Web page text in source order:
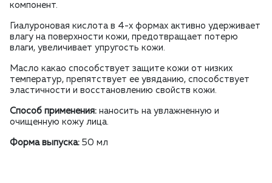
компонент.
Гиалуроновая кислота в 4-х формах активно удерживает
влагу на поверхности кожи, предотвращает потерю
влаги, увеличивает упругость кожи.
Масло какао способствует защите кожи от низких
температур, препятствует ее увяданию, способствует
эластичности и восстановлению свойств кожи.
Способ применения: наносить на увлажненную и
очищенную кожу лица.
Форма выпуска: 50 мл